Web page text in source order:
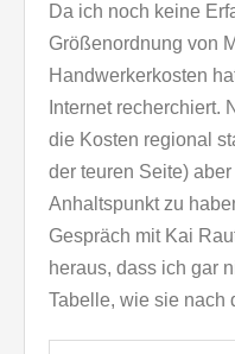
Da ich noch keine
Größenordnung von
Handwerkerkosten
Internet recherchiert.
die Kosten regional
der teuren Seite)
Anhaltspunkt zu
Gespräch mit Kai
heraus, dass ich gar
Tabelle, wie sie nach